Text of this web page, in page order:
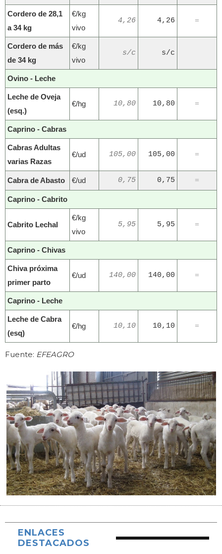
Cordero de 28,1
a 34 kg
€/kg
vivo
4,26 4,26 =
Cordero de más
de 34 kg
€/kg
vivo
s/c s/c
Ovino - Leche
Leche de Oveja
(esq.)
€/hg 10,80 10,80 =
Caprino - Cabras
Cabras Adultas
varias Razas
€/ud 105,00 105,00 =
Cabra de Abasto €/ud 0,75 0,75 =
Caprino - Cabrito
Cabrito Lechal
€/kg
vivo
5,95 5,95 =
Caprino - Chivas
Chiva próxima
primer parto
€/ud 140,00 140,00 =
Caprino - Leche
Leche de Cabra
(esq)
€/hg 10,10 10,10 =
Fuente: EFEAGRO
ENLACES
DESTACADOS